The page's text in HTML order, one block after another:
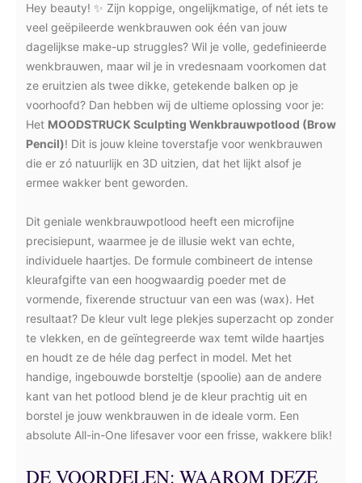
Hey beauty! ✨ Zijn koppige, ongelijkmatige, of nét iets te
veel geëpileerde wenkbrauwen ook één van jouw
dagelijkse make-up struggles? Wil je volle, gedefinieerde
wenkbrauwen, maar wil je in vredesnaam voorkomen dat
ze eruitzien als twee dikke, getekende balken op je
voorhoofd? Dan hebben wij de ultieme oplossing voor je:
Het MOODSTRUCK Sculpting Wenkbrauwpotlood (Brow
Pencil)! Dit is jouw kleine toverstafje voor wenkbrauwen
die er zó natuurlijk en 3D uitzien, dat het lijkt alsof je
ermee wakker bent geworden.
Dit geniale wenkbrauwpotlood heeft een microfijne
precisiepunt, waarmee je de illusie wekt van echte,
individuele haartjes. De formule combineert de intense
kleurafgifte van een hoogwaardig poeder met de
vormende, fixerende structuur van een was (wax). Het
resultaat? De kleur vult lege plekjes superzacht op zonder
te vlekken, en de geïntegreerde wax temt wilde haartjes
en houdt ze de héle dag perfect in model. Met het
handige, ingebouwde borsteltje (spoolie) aan de andere
kant van het potlood blend je de kleur prachtig uit en
borstel je jouw wenkbrauwen in de ideale vorm. Een
absolute All-in-One lifesaver voor een frisse, wakkere blik!
DE VOORDELEN: WAAROM DEZE